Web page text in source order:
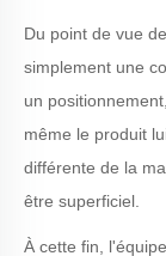
Du point de vue
simplement une
un
même le produit
différente de la
être superficiel.
À cette fin,